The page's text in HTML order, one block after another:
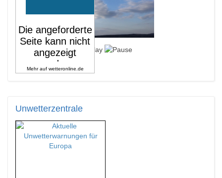
Mehr auf wetteronline.de
Unwetterzentrale